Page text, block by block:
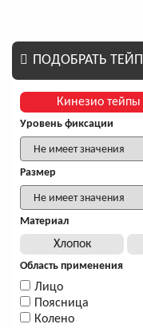
ПОДОБРАТЬ ТЕЙП
Кинезио тейпы
Уровень фиксации
Размер
Материал
Хлопок
Область применения
Лицо
Поясница
Колено